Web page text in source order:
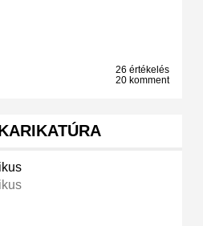
26 értékelés
20 komment